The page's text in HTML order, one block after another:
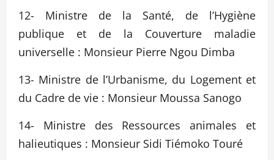
12- Ministre de la Santé, de l’Hygiène
publique et de la Couverture maladie
universelle : Monsieur Pierre Ngou Dimba
13- Ministre de l’Urbanisme, du Logement et
du Cadre de vie : Monsieur Moussa Sanogo
14- Ministre des Ressources animales et
halieutiques : Monsieur Sidi Tiémoko Touré